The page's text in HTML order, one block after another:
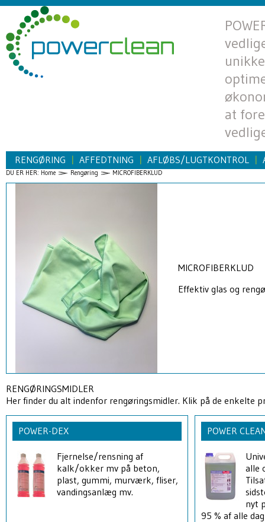
at
RENGØRING AFFEDTNING AFLØBS/LUGTKONTROL
DU ER HER: Home Rengøring MICROFIBERKLUD
MICROFIBERKLUD
Effektiv glas og
RENGØRINGSMIDLER
Her finder du alt indenfor rengøringsmidler. Klik på de enkelte
POWER-DEX
Fjernelse/rensning af
kalk/okker mv på beton,
plast, gummi, murværk, fliser,
vandingsanlæg mv.
POWER
alle
nyt
95 % af alle